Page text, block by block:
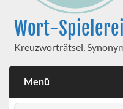
Wort-
Kreuzworträtsel,
Menü